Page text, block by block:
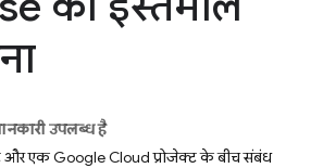
उपलब्ध है
और एक Google Cloud प्रोजेक्ट के बीच संबंध